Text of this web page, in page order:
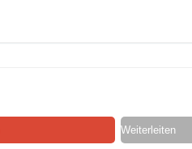
Weiterleiten